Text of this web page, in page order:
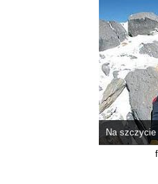
Na szczycie